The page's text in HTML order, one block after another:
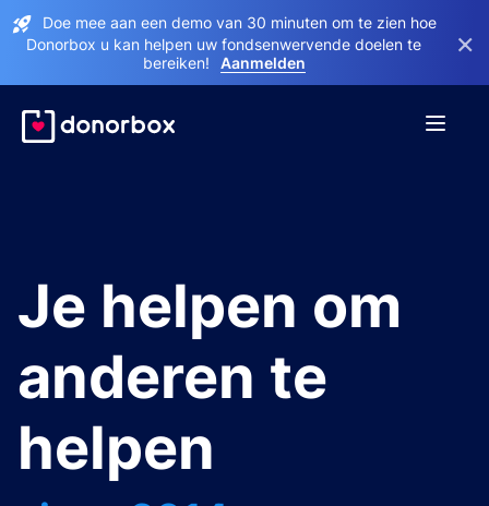
Doe mee aan een demo van 30 minuten om te zien hoe
Donorbox u kan helpen uw fondsenwervende doelen te
bereiken!
Aanmelden
×
Je helpen om
anderen te
helpen